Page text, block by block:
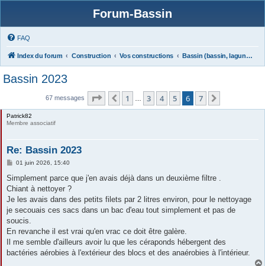
Forum-Bassin
FAQ
Index du forum Construction Vos constructions Bassin (bassin, lagunage)
Bassin 2023
67 messages Page sur
Précédente
1 3 4 5 6 7
Patrick82
Membre associatif
Re: Bassin 2023
M
s
a
g
01 juin 2026, 15:40
Simplement parce que j'en avais déjà dans un deuxième filtre .
Chiant à nettoyer ?
Je les avais dans des petits filets par 2 litres environ, pour le nettoyage
je secouais ces sacs dans un bac d'eau tout simplement et pas de
soucis.
En revanche il est vrai qu'en vrac ce doit être galère.
Il me semble d'ailleurs avoir lu que les céraponds hébergent des
bactéries aérobies à l'extérieur des blocs et des anaérobies à l'intérieur.